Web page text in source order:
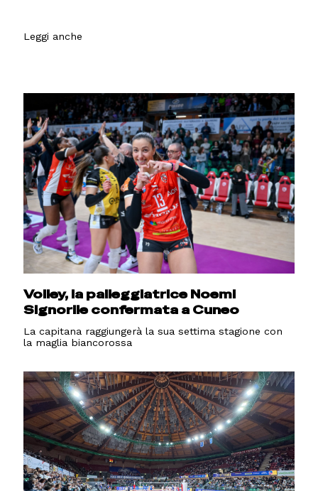
Leggi anche
Volley, la palleggiatrice Noemi
Signorile confermata a Cuneo
La capitana raggiungerà la sua settima stagione con
la maglia biancorossa